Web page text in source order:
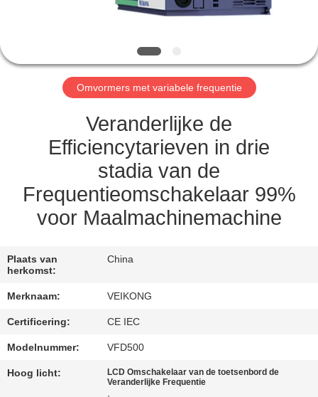
CONTACT
VERZOEK
CITAAT
SITEMAP
PRIVACYBELEID
Omvormers met variabele frequentie
Veranderlijke de
Efficiencytarieven in drie
stadia van de
Frequentieomschakelaar 99%
voor Maalmachinemachine
Plaats van
herkomst:
China
Merknaam: VEIKONG
Certificering: CE IEC
Modelnummer: VFD500
Hoog licht:
LCD Omschakelaar van de toetsenbord de
Veranderlijke Frequentie
,